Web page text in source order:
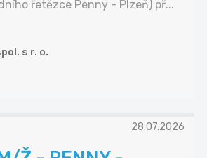
řetězce Penny - Plzeň) př...
s r. o.
28.07.2026